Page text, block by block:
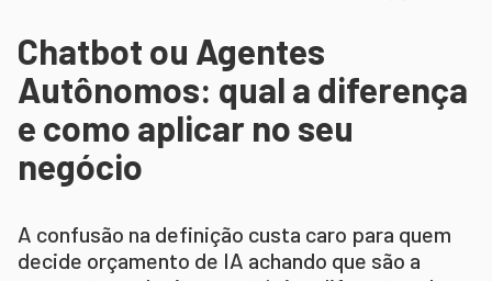
Chatbot ou Agentes
Autônomos: qual a diferença
e como aplicar no seu
negócio
A confusão na definição custa caro para quem
decide orçamento de IA achando que são a